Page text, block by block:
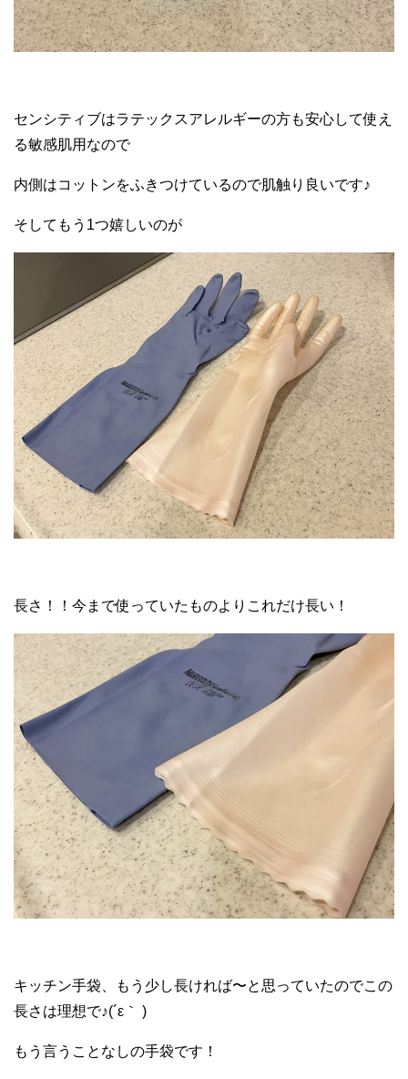
センシティブはラテックスアレルギーの方も安心して使え
る敏感肌用なので
内側はコットンをふきつけているので肌触り良いです♪
そしてもう1つ嬉しいのが
長さ！！今まで使っていたものよりこれだけ長い！
キッチン手袋、もう少し長ければ〜と思っていたのでこの
長さは理想で♪(´ε｀ )
もう言うことなしの手袋です！